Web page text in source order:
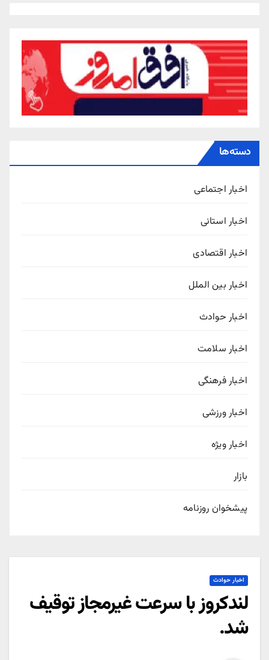
دسته‌ها
اخبار اجتماعی
اخبار استانی
اخبار اقتصادی
اخبار بین الملل
اخبار حوادث
اخبار سلامت
اخبار فرهنگی
اخبار ورزشی
اخبار ویژه
بازار
پیشخوان روزنامه
اخبار حوادث
لندکروز با سرعت غیرمجاز توقیف
شد.